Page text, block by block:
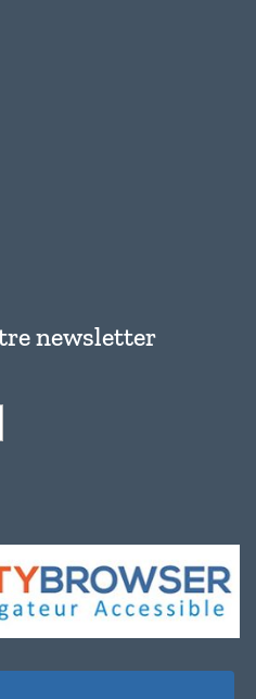
newsletter